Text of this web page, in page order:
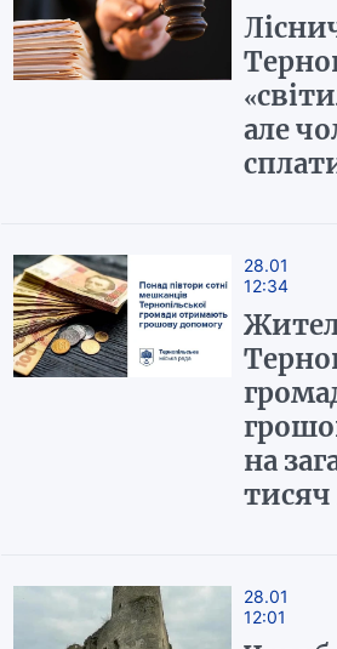
але
28.01
12:34
на
тисяч
28.01
12:01